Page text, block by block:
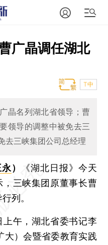
广晶调任湖北
T中
晶名列湖北省领导；曹
领导的调整中被免去三
去三峡集团公司总经理
）
《湖北日报》今天
，三峡集团原董事长曹
列。
上午，湖北省委书记李
大）会暨省委教育实践